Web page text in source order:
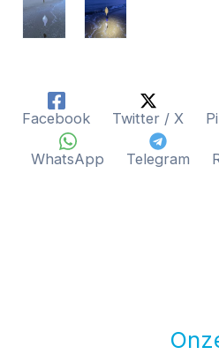
Facebook Twitter / X
WhatsApp Telegram